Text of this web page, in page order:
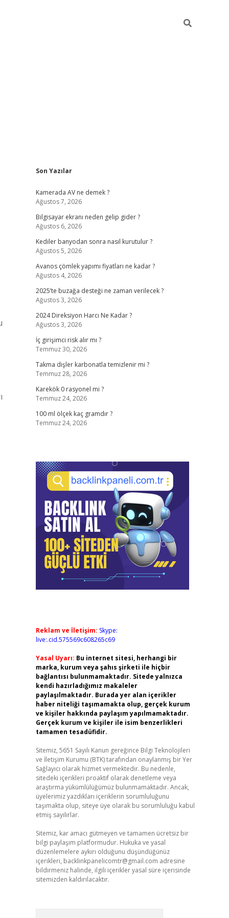
Sidebar
Son Yazılar
Kamerada AV ne demek ?
Ağustos 7, 2026
Bilgisayar ekranı neden gelip gider ?
Ağustos 6, 2026
Kediler banyodan sonra nasıl kurutulur ?
Ağustos 5, 2026
Avanos çömlek yapımı fiyatları ne kadar ?
Ağustos 4, 2026
2025’te buzağa desteği ne zaman verilecek ?
Ağustos 3, 2026
2024 Direksiyon Harcı Ne Kadar ?
Ağustos 3, 2026
İç girişimci risk alır mı ?
Temmuz 30, 2026
Takma dişler karbonatla temizlenir mi ?
Temmuz 28, 2026
Karekök 0 rasyonel mi ?
Temmuz 24, 2026
100 ml ölçek kaç gramdır ?
Temmuz 24, 2026
Reklam ve İletişim: Skype:
live:.cid.575569c608265c69
Yasal Uyarı: Bu internet sitesi, herhangi bir
marka, kurum veya şahıs şirketi ile hiçbir
bağlantısı bulunmamaktadır. Sitede yalnızca
kendi hazırladığımız makaleler
paylaşılmaktadır. Burada yer alan içerikler
haber niteliği taşımamakta olup, gerçek kurum
ve kişiler hakkında paylaşım yapılmamaktadır.
Gerçek kurum ve kişiler ile isim benzerlikleri
tamamen tesadüfidir.
Sitemiz, 5651 Sayılı Kanun gereğince Bilgi Teknolojileri
ve İletişim Kurumu (BTK) tarafından onaylanmış bir Yer
Sağlayıcı olarak hizmet vermektedir. Bu nedenle,
sitedeki içerikleri proaktif olarak denetleme veya
araştırma yükümlülüğümüz bulunmamaktadır. Ancak,
üyelerimiz yazdıkları içeriklerin sorumluluğunu
taşımakta olup, siteye üye olarak bu sorumluluğu kabul
etmiş sayılırlar.
Sitemiz, kar amacı gütmeyen ve tamamen ücretsiz bir
bilgi paylaşım platformudur. Hukuka ve yasal
düzenlemelere aykırı olduğunu düşündüğünüz
içerikleri, backlinkpanelicomtr@gmail.com adresine
bildirmeniz halinde, ilgili içerikler yasal süre içerisinde
sitemizden kaldırılacaktır.